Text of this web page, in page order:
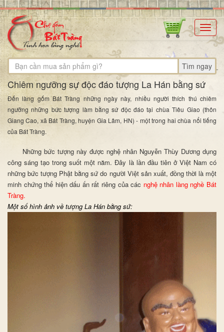
Tìm ngay
Chiêm ngưỡng sự độc đáo tượng La Hán bằng sứ
Đến làng gốm Bát Tràng những ngày này, nhiều người thích thú chiêm
ngưỡng những bức tượng làm bằng sứ độc đáo tại chùa Tiêu Giao (thôn
Giang Cao, xã Bát Tràng, huyện Gia Lâm, HN) - một trong hai chùa nổi tiếng
của Bát Tràng.
Những bức tượng này được nghệ nhân Nguyễn Thùy Dương dụng
công sáng tạo trong suốt một năm. Đây là lần đầu tiên ở Việt Nam có
những bức tượng Phật bằng sứ do người Việt sản xuất, đồng thời là một
minh chứng thể hiện dấu ấn rất riêng của các nghệ nhân làng nghề Bát
Tràng.
Một số hình ảnh về tượng La Hán bằng sứ: